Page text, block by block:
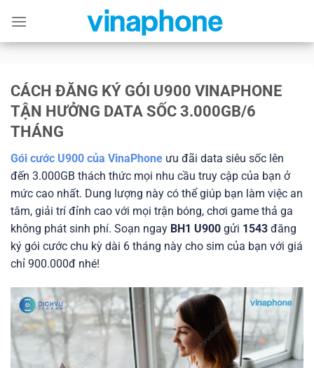
content
CÁCH ĐĂNG KÝ GÓI U900 VINAPHONE
TẬN HƯỞNG DATA SỐC 3.000GB/6
THÁNG
Gói cước U900 của VinaPhone ưu đãi data siêu sốc lên
đến 3.000GB thách thức mọi nhu cầu truy cập của bạn ở
mức cao nhất. Dung lượng này có thể giúp bạn làm việc an
tâm, giải trí đỉnh cao với mọi trận bóng, chơi game thả ga
không phát sinh phí. Soạn ngay BH1 U900 gửi 1543 đăng
ký gói cước chu kỳ dài 6 tháng này cho sim của bạn với giá
chỉ 900.000đ nhé!